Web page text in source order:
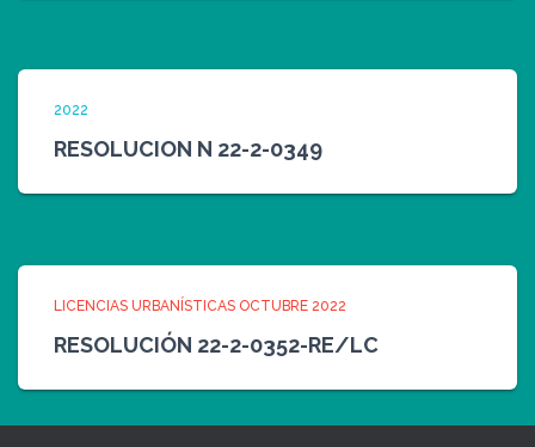
2022
RESOLUCION N 22-2-0349
LICENCIAS URBANÍSTICAS OCTUBRE 2022
RESOLUCIÓN 22-2-0352-RE/LC